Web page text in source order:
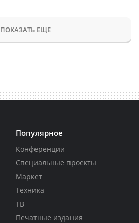
ПОКАЗАТЬ ЕЩЕ
Популярное
Конференции
Специальные проекты
Маркет
Техника
ТВ
Печатные издания